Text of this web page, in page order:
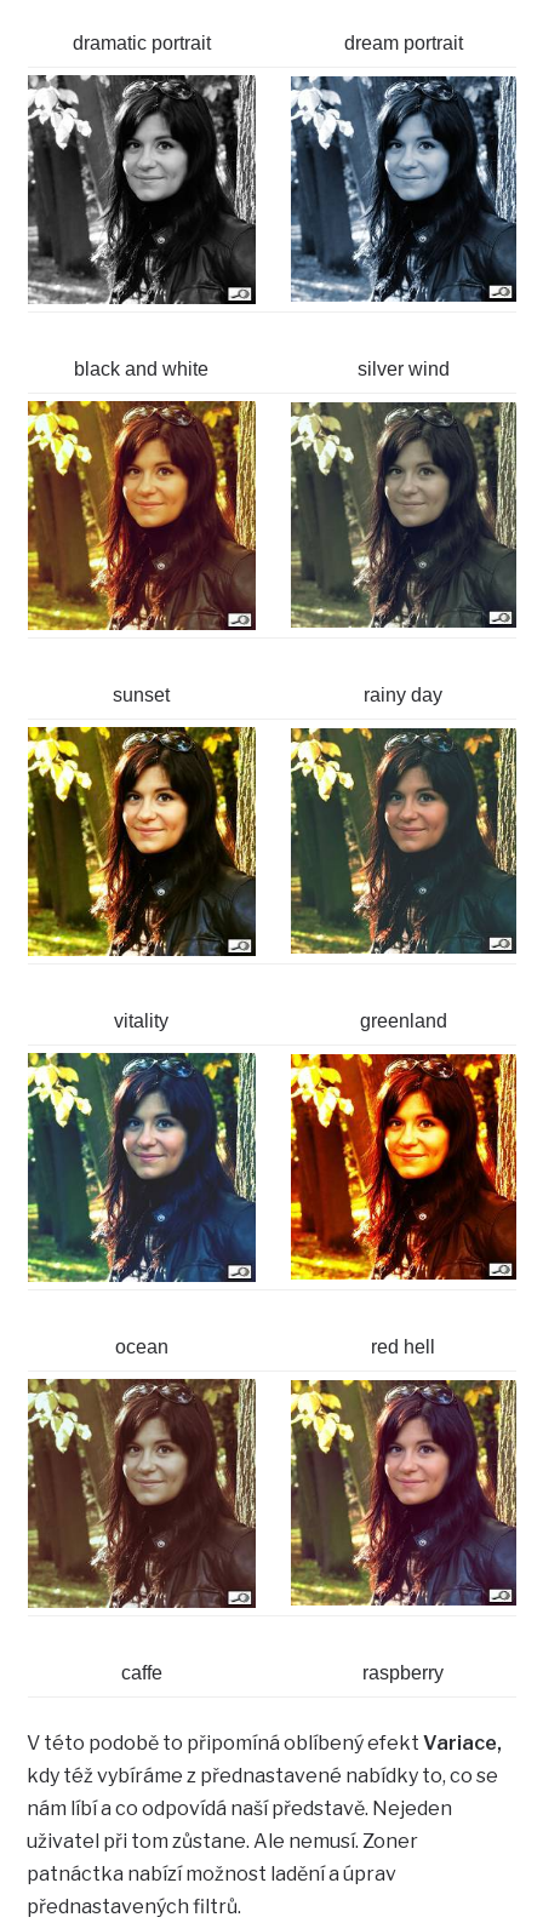
dramatic portrait dream portrait
black and white silver wind
sunset rainy day
vitality greenland
ocean red hell
caffe raspberry
V této podobě to připomíná oblíbený efektVariace,
kdy též vybíráme z přednastavené nabídky to, co se
nám líbí a co odpovídá naší představě. Nejeden
uživatel při tom zůstane. Ale nemusí. Zoner
patnáctka nabízí možnost ladění a úprav
přednastavených filtrů.